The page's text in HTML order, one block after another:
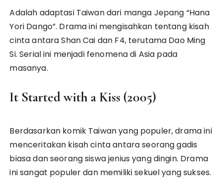
Adalah adaptasi Taiwan dari manga Jepang “Hana
Yori Dango”. Drama ini mengisahkan tentang kisah
cinta antara Shan Cai dan F4, terutama Dao Ming
Si. Serial ini menjadi fenomena di Asia pada
masanya.
It Started with a Kiss (2005)
Berdasarkan komik Taiwan yang populer, drama ini
menceritakan kisah cinta antara seorang gadis
biasa dan seorang siswa jenius yang dingin. Drama
ini sangat populer dan memiliki sekuel yang sukses.